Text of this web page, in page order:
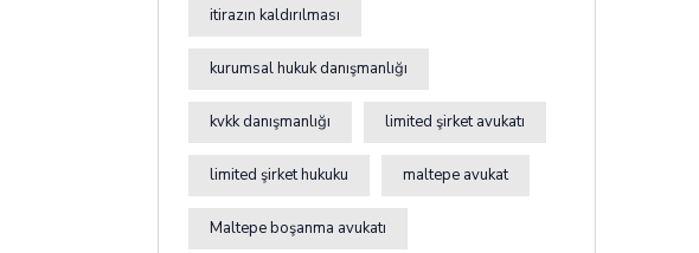
itirazın kaldırılması
kurumsal hukuk danışmanlığı
kvkk danışmanlığı limited şirket avukatı
limited şirket hukuku maltepe avukat
Maltepe boşanma avukatı